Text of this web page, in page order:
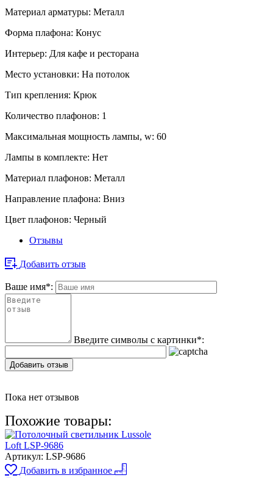
Материал арматуры: Металл
Форма плафона: Конус
Интерьер: Для кафе и ресторана
Место установки: На потолок
Тип крепления: Крюк
Количество плафонов: 1
Максимальная мощность лампы, w: 60
Лампы в комплекте: Нет
Материал плафонов: Металл
Направление плафона: Вниз
Цвет плафонов: Черный
Отзывы
Добавить отзыв
Ваше имя*:
Введите символы с картинки*:
Добавить отзыв
Пока нет отзывов
Похожие товары:
Артикул: LSP-9686
Добавить в избранное